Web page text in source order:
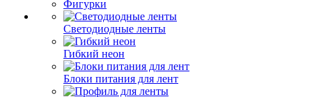
Фигурки
Светодиодные ленты
Гибкий неон
Блоки питания для лент